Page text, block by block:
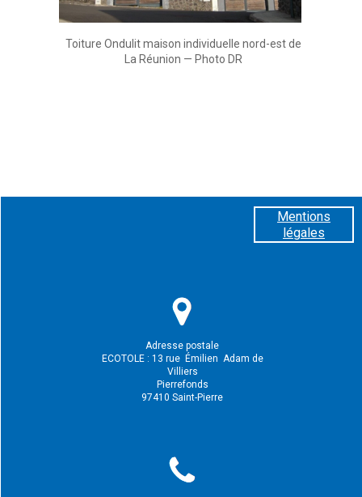
Toiture Ondulit maison individuelle nord-est de
La Réunion — Photo DR
Mentions
légales
Adresse postale
ECOTOLE : 13 rue Émilien Adam de
Villiers
Pierrefonds
97410 Saint-Pierre